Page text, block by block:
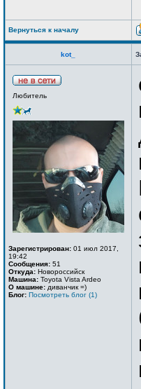
Вернуться к началу
kot_
Любитель
Зарегистрирован: 01 июл 2017,
19:42
Сообщения: 51
Откуда: Новороссийск
Машина: Toyota Vista Ardeo
О машине: диванчик =)
Блог: Посмотреть блог (1)